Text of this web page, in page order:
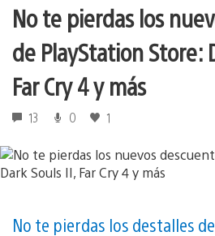
No te pierdas los
de PlayStation Store:
Far Cry 4 y más
13 0 1
No te pierdas los destalles